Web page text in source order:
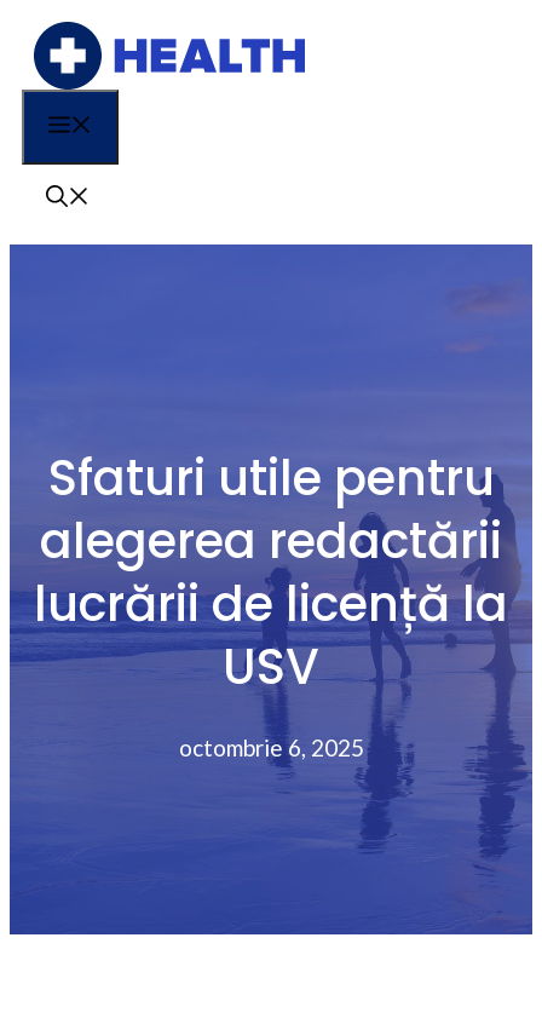
Sari
conținut
Sfaturi utile pentru
alegerea redactării
lucrării de licență la
USV
octombrie 6, 2025